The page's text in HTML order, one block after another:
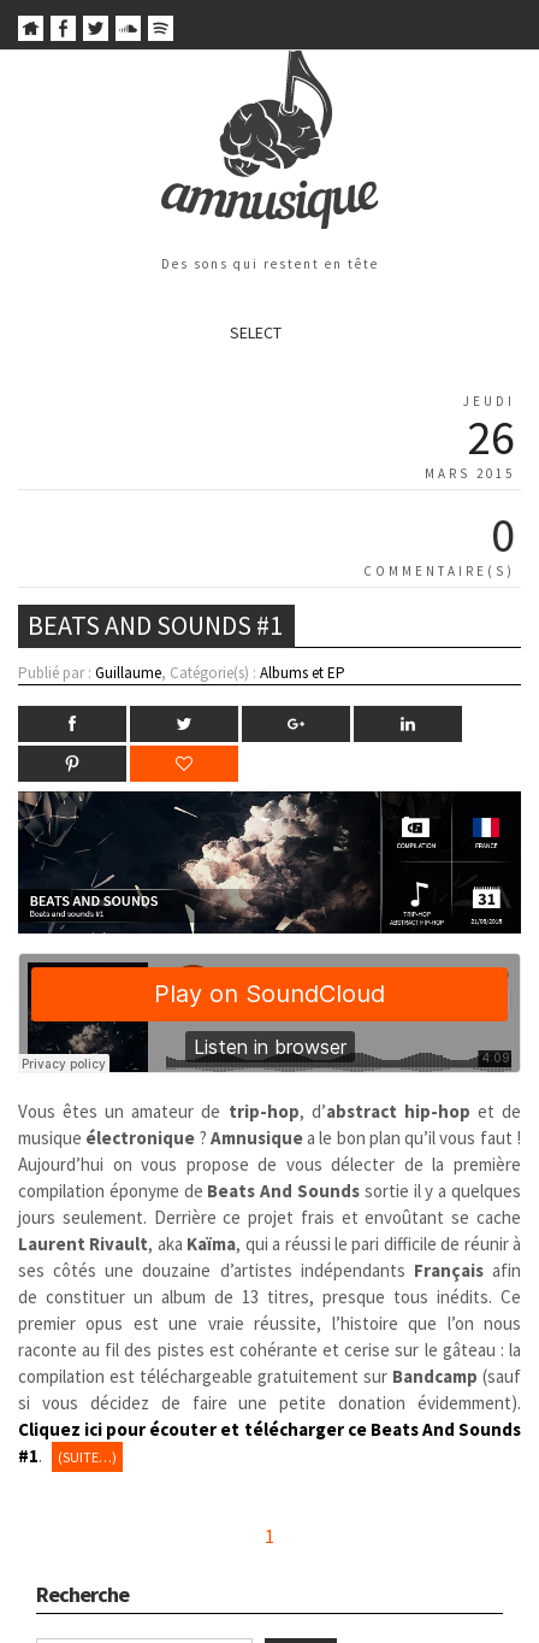
Des sons qui restent en tête
SELECT
JEUDI
26
MARS 2015
0
COMMENTAIRE(S)
BEATS AND SOUNDS #1
Publié par : Guillaume, Catégorie(s) : Albums et EP
Vous êtes un amateur de trip-hop, d’abstract hip-hop et de
musique électronique ? Amnusiquea le bon plan qu’il vous faut !
Aujourd’hui on vous propose de vous délecter de la première
compilation éponyme de Beats And Sounds sortie il y a quelques
jours seulement. Derrière ce projet frais et envoûtant se cache
Laurent Rivault, aka Kaïma, qui a réussi le pari difficile de réunir à
ses côtés une douzaine d’artistes indépendants Françaisafin
de constituer un album de 13 titres, presque tous inédits. Ce
premier opus est une vraie réussite, l’histoire que l’on nous
raconte au fil des pistes est cohérante et cerise sur le gâteau : la
compilation est téléchargeable gratuitement sur Bandcamp (sauf
si vous décidez de faire une petite donation évidemment).
Cliquez ici pour écouter et télécharger ce Beats And Sounds
#1. (SUITE…)
1
Recherche